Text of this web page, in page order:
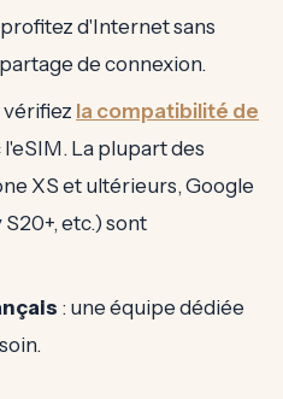
profitez d'Internet sans
de connexion.
vérifiez la compatibilité de
l'eSIM. La plupart des
XS et ultérieurs, Google
etc.) sont
: une équipe dédiée